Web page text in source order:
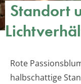
Standort
Rote
halbschattige